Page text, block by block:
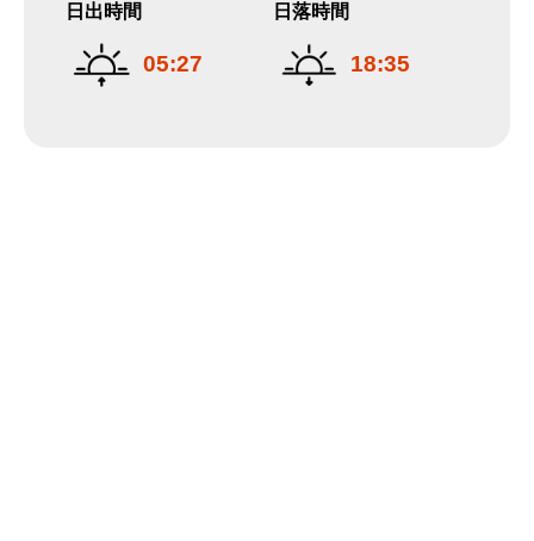
日出時間
05:27
日落時間
18:35